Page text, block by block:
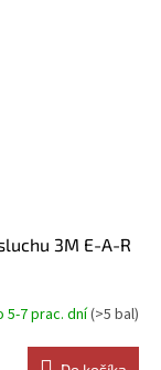
3M E-A-R
5-7 prac. dní(>5 bal)